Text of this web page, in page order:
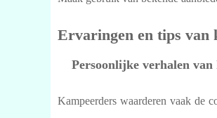
Ervaringen en tips van
Persoonlijke verhalen van
Kampeerders waarderen vaak de